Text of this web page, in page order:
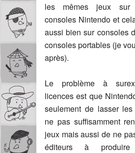
les mêmes jeux sur
consoles Nintendo et
aussi bien sur consoles
consoles portables (je
après).
Le problème à
licences est que
seulement de lasser
ne pas suffisamment
jeux mais aussi de ne
éditeurs à